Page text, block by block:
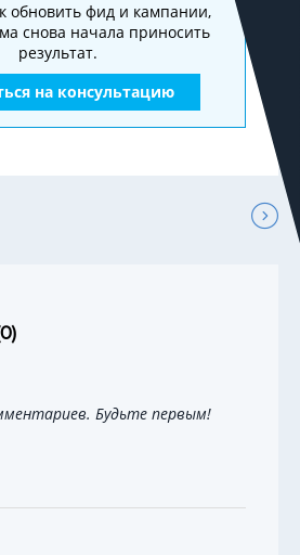
обновить фид и кампании,
снова начала приносить
результат.
на консультацию
0)
Будьте первым!